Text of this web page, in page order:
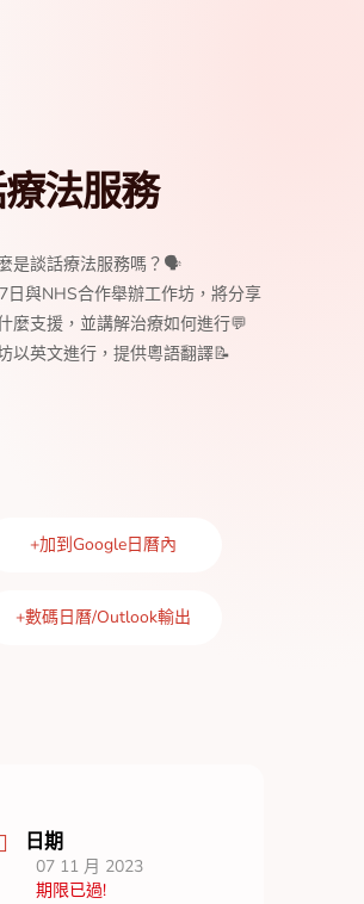
法服務
是談話療法服務嗎？🗣️
日與NHS合作舉辦工作坊，將分享
麼支援，並講解治療如何進行💬
以英文進行，提供粵語翻譯📝
+加到Google日曆內
+數碼日曆/Outlook輸出
日期
07 11 月 2023
期限已過!